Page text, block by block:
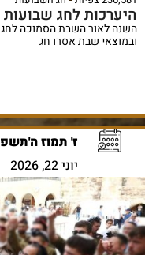
היערכות לחג שבועות (2026)
השנה לאור השבת הסמוכה לחג
ובמוצאי שבת אסרו חג
ז' תמוז
יוני 22, 2026